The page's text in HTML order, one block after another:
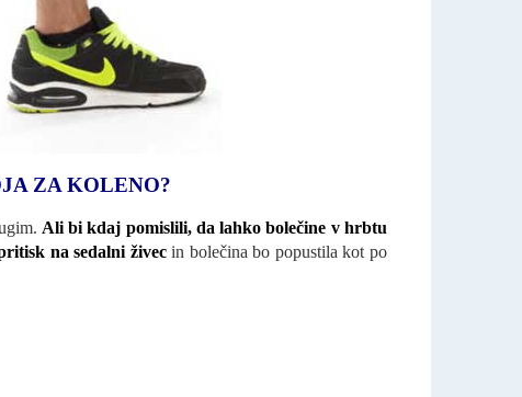
ZA KOLENO?
Ali bi kdaj pomislili, da lahko bolečine v hrbtu
na sedalni živecin bolečina bo popustila kot po